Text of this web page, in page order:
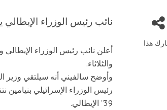
هذا
نائب رئيس الوزراء
أعلن نائب رئيس الوزراء الإيطالي
والثلاثاء.
وأوضح سالفيني أنه سيلتقي وزير
39” الإيطالي.